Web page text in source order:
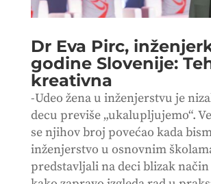
Dr Eva Pirc,
godine Slovenije:
kreativna
-Udeo žena u inženjerstvu je
decu previše „ukalupljujemo“.
se njihov broj povećao kada
inženjerstvo u osnovnim
predstavljali na deci blizak način